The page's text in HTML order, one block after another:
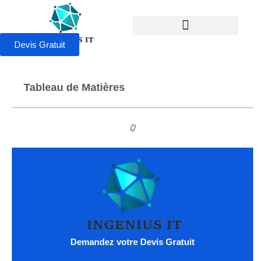
Devis Gratuit
Tableau de Matières
Demandez votre Devis Gratuit